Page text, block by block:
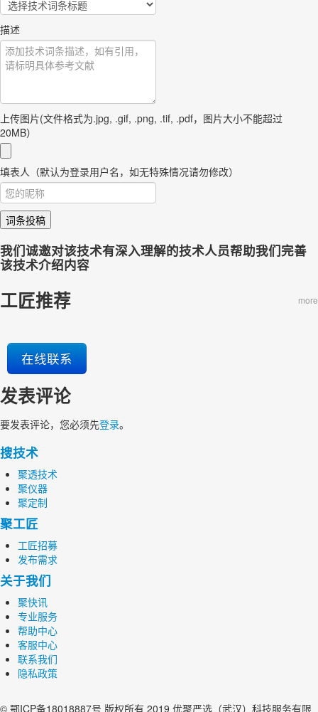
描述
上传图片(文件格式为.jpg, .gif, .png, .tif, .pdf，图片大小不能超过
20MB）
填表人（默认为登录用户名，如无特殊情况请勿修改）
词条投稿
我们诚邀对该技术有深入理解的技术人员帮助我们完善
该技术介绍内容
工匠推荐 more
在线联系
发表评论
要发表评论，您必须先登录。
搜技术
聚透技术
聚仪器
聚定制
聚工匠
工匠招募
发布需求
关于我们
聚快讯
专业服务
帮助中心
客服中心
联系我们
隐私政策
© 鄂ICP备18018887号 版权所有 2019 优聚严选（武汉）科技服务有限